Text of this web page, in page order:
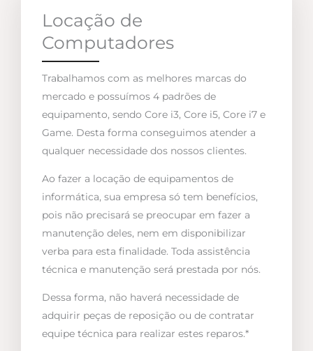
Locação de
Computadores
Trabalhamos com as melhores marcas do
mercado e possuímos 4 padrões de
equipamento, sendo Core i3, Core i5, Core i7 e
Game. Desta forma conseguimos atender a
qualquer necessidade dos nossos clientes.
Ao fazer a locação de equipamentos de
informática, sua empresa só tem benefícios,
pois não precisará se preocupar em fazer a
manutenção deles, nem em disponibilizar
verba para esta finalidade. Toda assistência
técnica e manutenção será prestada por nós.
Dessa forma, não haverá necessidade de
adquirir peças de reposição ou de contratar
equipe técnica para realizar estes reparos.*